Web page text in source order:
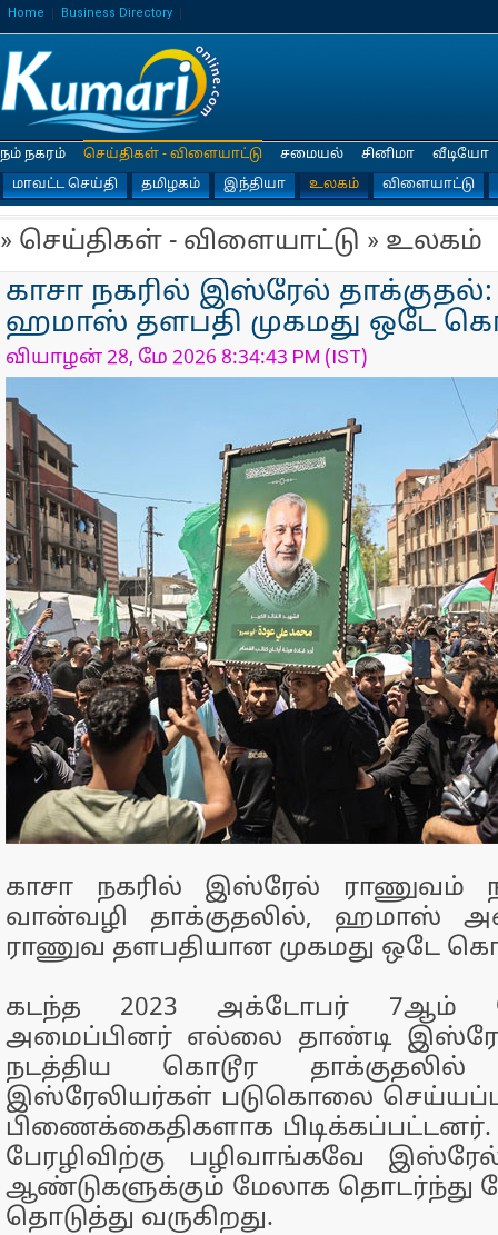
Home Business Directory
நம் நகரம்
செய்திகள் - விளையாட்டு
மாவட்ட செய்தி
தமிழகம் இந்தியா உலகம் விளையாட்டு
சமையல் சினிமா வீடியோ
» செய்திகள் - விளையாட்டு » உலகம்
காசா நகரில் இஸ்ரேல் தாக்குதல்:
ஹமாஸ் தளபதி முகமது ஒடே
வியாழன் 28, மே 2026 8:34:43 PM (IST)
காசா நகரில் இஸ்ரேல் ராணுவம்
வான்வழி தாக்குதலில், ஹமாஸ்
ராணுவ தளபதியான முகமது ஒடே
கடந்த 2023 அக்டோபர் 7ஆம்
அமைப்பினர் எல்லை தாண்டி
நடத்திய கொடூர தாக்குதலில்
இஸ்ரேலியர்கள் படுகொலை
பிணைக்கைதிகளாக
பேரழிவிற்கு பழிவாங்கவே
ஆண்டுகளுக்கும் மேலாக தொடர்ந்து
தொடுத்து வருகிறது.